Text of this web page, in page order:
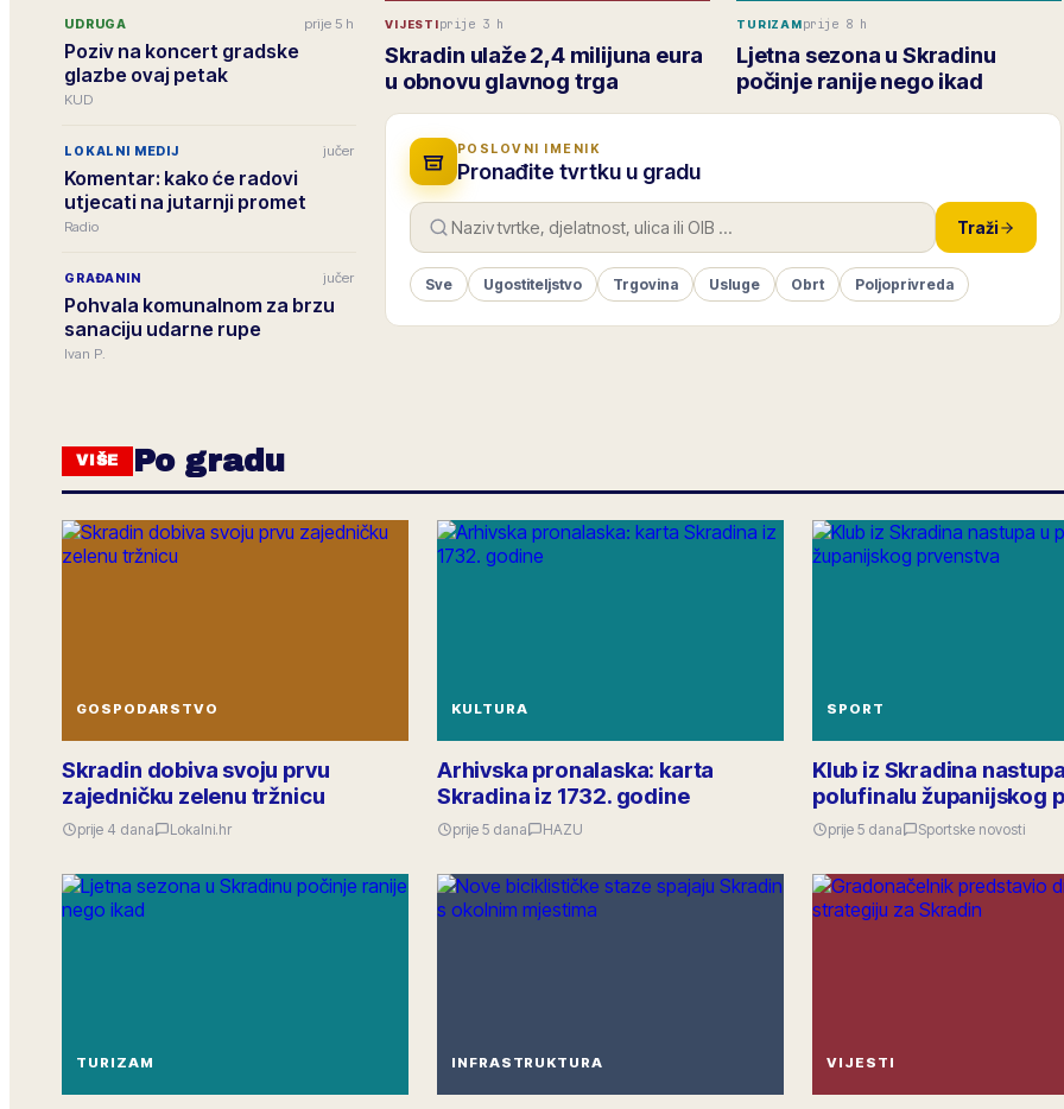
UDRUGA prije 5 h
Poziv na koncert gradske
glazbe ovaj petak
KUD
LOKALNI MEDIJ jučer
Komentar: kako će radovi
utjecati na jutarnji promet
Radio
GRAĐANIN jučer
Pohvala komunalnom za brzu
sanaciju udarne rupe
Ivan P.
VIJESTIprije 3 h
Skradin ulaže 2,4 milijuna eura
u obnovu glavnog trga
TURIZAMprije 8 h
Ljetna sezona u Skradinu
počinje ranije nego ikad
POSLOVNI IMENIK
Pronađite tvrtku u gradu
Traži
Sve Ugostiteljstvo Trgovina Usluge Obrt Poljoprivreda
VIŠE Po gradu
GOSPODARSTVO
Skradin dobiva svoju prvu
zajedničku zelenu tržnicu
prije 4 dana Lokalni.hr
KULTURA
Arhivska pronalaska: karta
Skradina iz 1732. godine
prije 5 dana HAZU
SPORT
Klub iz Skradina
polufinalu županijskog
prije 5 dana Sportske novosti
TURIZAM INFRASTRUKTURA VIJESTI